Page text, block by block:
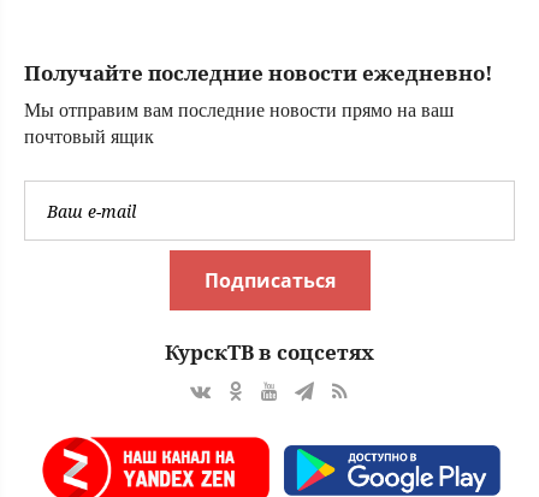
Новости на
Получайте последние новости ежедневно!
Мы отправим вам последние новости прямо на ваш
почтовый ящик
Подписаться
КурскТВ в соцсетях